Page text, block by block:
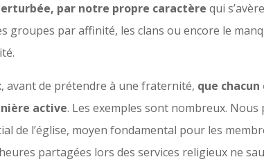
par notre propre caractère qui
groupes par affinité, les clans ou encore le
avant de prétendre à une fraternité, que
active. Les exemples sont nombreux.
de l’église, moyen fondamental pour les
partagées lors des services religieux ne